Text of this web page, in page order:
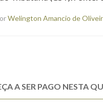
Welington Amancio de
A SER PAGO NESTA